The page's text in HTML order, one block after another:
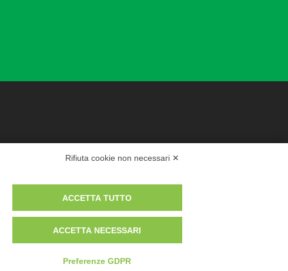
Rifiuta cookie non necessari ✕
ACCETTA TUTTO
ACCETTA NECESSARI
Preferenze GDPR